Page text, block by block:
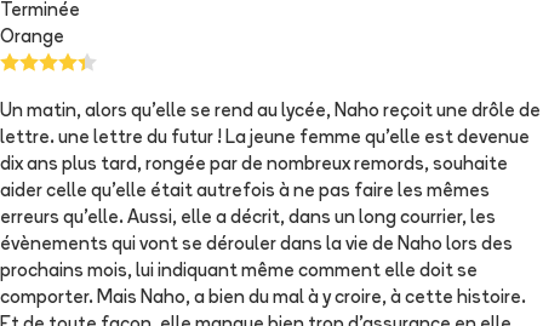
Terminée
Orange
Un matin, alors qu'elle se rend au lycée, Naho reçoit une drôle de
lettre. une lettre du futur ! La jeune femme qu'elle est devenue
dix ans plus tard, rongée par de nombreux remords, souhaite
aider celle qu'elle était autrefois à ne pas faire les mêmes
erreurs qu'elle. Aussi, elle a décrit, dans un long courrier, les
évènements qui vont se dérouler dans la vie de Naho lors des
prochains mois, lui indiquant même comment elle doit se
comporter. Mais Naho, a bien du mal à y croire, à cette histoire.